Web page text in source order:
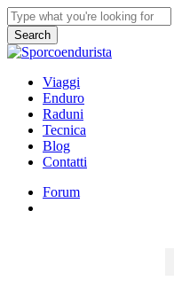
Skip
to
main
content
Search
Close
search
Menu
Viaggi
Enduro
Raduni
Tecnica
Blog
Contatti
Forum